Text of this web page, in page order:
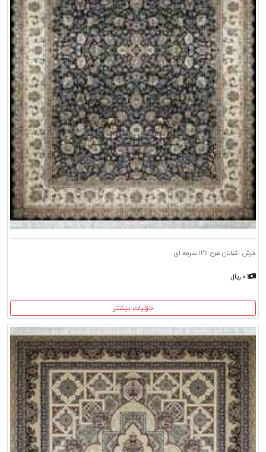
فرش اکباتان طرح ۱۲۱۱ سرمه ای
جزئیات بیشتر